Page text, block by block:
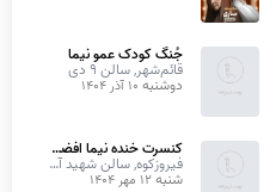
جُنگ کودک عمو نیما
قائم‌شهر, سالن 9 دی
دوشنبه
کنسرت خنده نیما افضلی
فیروزکوه, سالن شهید آوینی دانشگاه آزاد
شنبه12 مهر 1404